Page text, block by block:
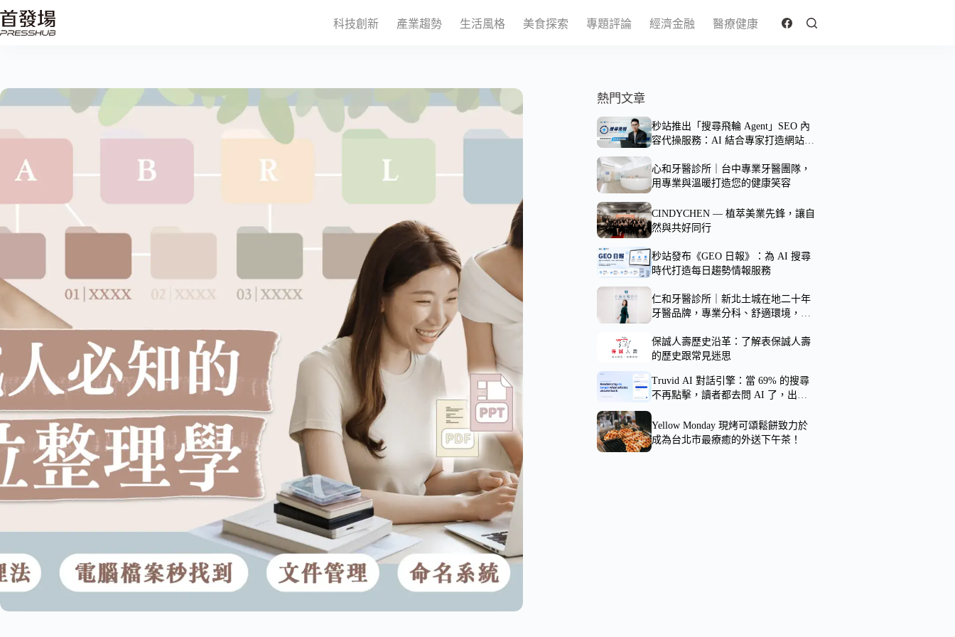
跳
至
容
科技創新 產業趨勢 生活風格 美食探索 專題評論 經濟金融 醫療健康
熱門文章
秒站推出「搜尋飛輪 Agent」SEO 內
容代操服務：AI 結合專家打造網站搜
心和牙醫診所｜台中專業牙醫團隊，
用專業與溫暖打造您的健康笑容
CINDYCHEN — 植萃美業先鋒，讓自
然與共好同行
秒站發布《GEO 日報》：為 AI 搜尋
時代打造每日趨勢情報服務
仁和牙醫診所｜新北土城在地二十年
牙醫品牌，專業分科、舒適環境，守
保誠人壽歷史沿革：了解表保誠人壽
的歷史跟常見迷思
Truvid AI 對話引擎：當 69% 的搜尋
不再點擊，讀者都去問 AI 了，出版
Yellow Monday 現烤可頌鬆餅致力於
成為台北市最療癒的外送下午茶！